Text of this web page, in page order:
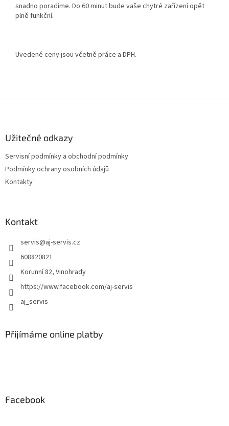
snadno poradíme. Do 60 minut bude vaše chytré zařízení opět
plně funkční.
Uvedené ceny jsou včetně práce a DPH.
Užitečné odkazy
Servisní podmínky a obchodní podmínky
Podmínky ochrany osobních údajů
Kontakty
Kontakt
servis@aj-servis.cz
608820821
Korunní 82, Vinohrady
https://www.facebook.com/aj-servis
aj_servis
Přijímáme online platby
Facebook